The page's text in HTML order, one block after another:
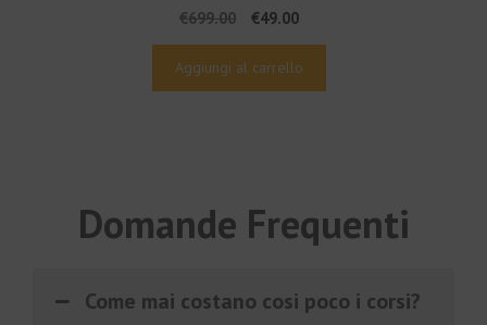
€699.00
Il
prezzo
originale
€49.00Il
prezzo
attuale
Aggiungi al carrello
Domande Frequenti
Come mai costano cosi poco i corsi?